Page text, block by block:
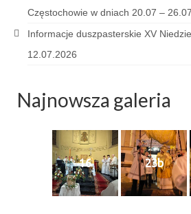
Sakrament namaszczenia
Galeria
Niedziela Palmowa
Wielki Piątek 03.04.2026
Wielka Sobota
Częstochowie w dniach 20.07 –
Informacje duszpasterskie XV
12.07.2026
Najnowsza galeria
16 23b